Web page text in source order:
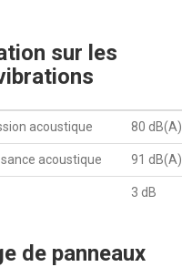
sur les
acoustique 80 dB(A)
acoustique 91 dB(A)
3 dB
de panneaux